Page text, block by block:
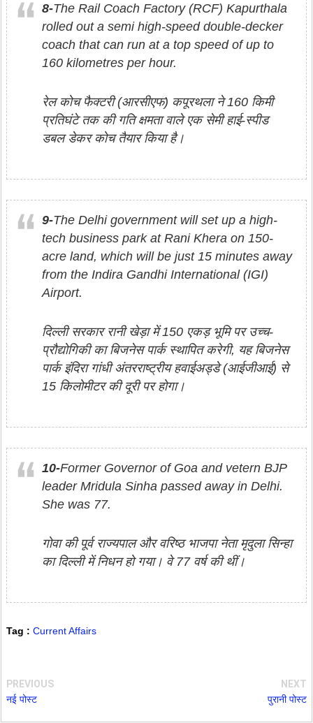
8-The Rail Coach Factory (RCF) Kapurthala
rolled out a semi high-speed double-decker
coach that can run at a top speed of up to
160 kilometres per hour.
रेल कोच फैक्टरी (आरसीएफ) कपूरथला ने 160 किमी
प्रतिघंटे तक की गति क्षमता वाले एक सेमी हाई-स्पीड
डबल डेकर कोच तैयार किया है।
9-The Delhi government will set up a high-
tech business park at Rani Khera on 150-
acre land, which will be just 15 minutes away
from the Indira Gandhi International (IGI)
Airport.
दिल्ली सरकार रानी खेड़ा में 150 एकड़ भूमि पर उच्च-
प्रौद्योगिकी का बिजनेस पार्क स्थापित करेगी, यह बिजनेस
पार्क इंदिरा गांधी अंतरराष्ट्रीय हवाईअड्डे (आईजीआई) से
15 किलोमीटर की दूरी पर होगा।
10-Former Governor of Goa and vetern BJP
leader Mridula Sinha passed away in Delhi.
She was 77.
गोवा की पूर्व राज्‍यपाल और वरिष्‍ठ भाजपा नेता मृदुला सिन्‍हा
का दिल्‍ली में निधन हो गया। वे 77 वर्ष की थीं।
Tag : Current Affairs
PREVIOUS
नई पोस्ट
NEXT
पुरानी पोस्ट